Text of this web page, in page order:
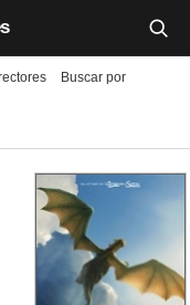
Buscar por